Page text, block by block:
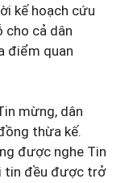
kế hoạch cứu
cho cả dân
điểm quan
mừng, dân
thừa kế.
được nghe Tin
tin đều được trở